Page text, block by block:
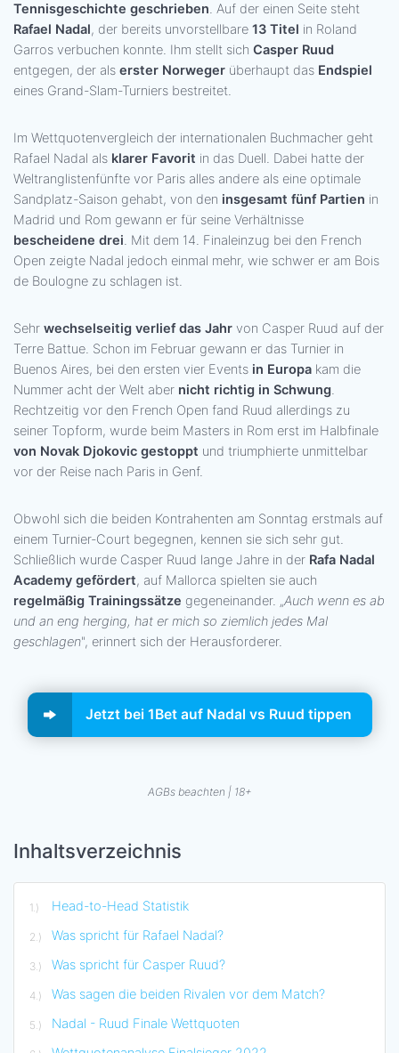
Tennisgeschichte geschrieben. Auf der einen Seite steht
Rafael Nadal, der bereits unvorstellbare 13 Titel in Roland
Garros verbuchen konnte. Ihm stellt sich Casper Ruud
entgegen, der als erster Norweger überhaupt das Endspiel
eines Grand-Slam-Turniers bestreitet.
Im Wettquotenvergleich der internationalen Buchmacher geht
Rafael Nadal als klarer Favorit in das Duell. Dabei hatte der
Weltranglistenfünfte vor Paris alles andere als eine optimale
Sandplatz-Saison gehabt, von den insgesamt fünf Partien in
Madrid und Rom gewann er für seine Verhältnisse
bescheidene drei. Mit dem 14. Finaleinzug bei den French
Open zeigte Nadal jedoch einmal mehr, wie schwer er am Bois
de Boulogne zu schlagen ist.
Sehr wechselseitig verlief das Jahr von Casper Ruud auf der
Terre Battue. Schon im Februar gewann er das Turnier in
Buenos Aires, bei den ersten vier Events in Europa kam die
Nummer acht der Welt aber nicht richtig in Schwung.
Rechtzeitig vor den French Open fand Ruud allerdings zu
seiner Topform, wurde beim Masters in Rom erst im Halbfinale
von Novak Djokovic gestoppt und triumphierte unmittelbar
vor der Reise nach Paris in Genf.
Obwohl sich die beiden Kontrahenten am Sonntag erstmals auf
einem Turnier-Court begegnen, kennen sie sich sehr gut.
Schließlich wurde Casper Ruud lange Jahre in der Rafa Nadal
Academy gefördert, auf Mallorca spielten sie auch
regelmäßig Trainingssätze gegeneinander. „Auch wenn es ab
und an eng herging, hat er mich so ziemlich jedes Mal
geschlagen", erinnert sich der Herausforderer.
Jetzt bei 1Bet auf Nadal vs Ruud tippen
AGBs beachten | 18+
Inhaltsverzeichnis
Head-to-Head Statistik
Was spricht für Rafael Nadal?
Was spricht für Casper Ruud?
Was sagen die beiden Rivalen vor dem Match?
Nadal - Ruud Finale Wettquoten